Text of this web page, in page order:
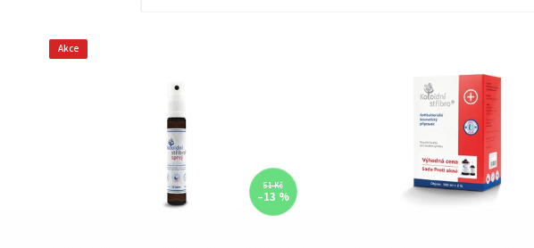
Akce
51 Kč
–13 %